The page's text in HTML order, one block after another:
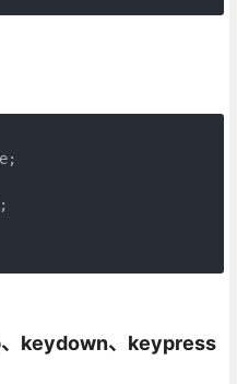
keydown、keypress